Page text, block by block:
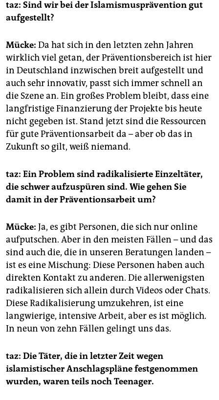
taz: Sind wir bei der Isla­mismusprävention gut
aufgestellt?
Mücke: Da hat sich in den letzten zehn Jahren
wirklich viel getan, der Präventionsbereich ist hier
in Deutschland inzwischen breit aufgestellt und
auch sehr innovativ, passt sich immer schnell an
die Szene an. Ein großes Problem bleibt, dass eine
langfristige Finanzierung der Projekte bis heute
nicht gegeben ist. Stand jetzt sind die Ressourcen
für gute Präventions­arbeit da – aber ob das in
Zukunft so gilt, weiß niemand.
taz: Ein Problem sind radikalisierte Einzeltäter,
die schwer aufzuspüren sind. Wie gehen Sie
damit in der Präventionsarbeit um?
Mücke: Ja, es gibt Personen, die sich nur online
aufputschen. Aber in den meisten Fällen – und das
sind auch die, die in unseren Beratungen landen –
ist es eine Mischung: Diese Personen haben auch
direkten Kontakt zu anderen. Die allerwenigsten
radikalisieren sich allein durch Videos oder Chats.
Diese Radikalisierung umzukehren, ist eine
langwierige, intensive Arbeit, aber es ist möglich.
In neun von zehn Fällen gelingt uns das.
taz: Die Täter, die in letzter Zeit wegen
islamistischer Anschlagspläne festgenommen
wurden, waren teils noch Teenager.